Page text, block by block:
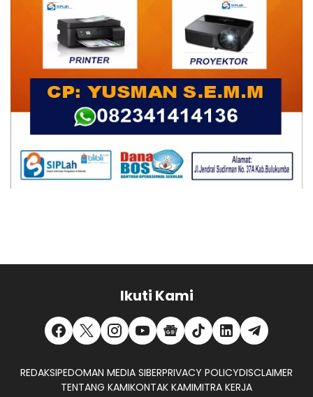
Ikuti Kami
REDAKSIPEDOMAN MEDIA SIBERPRIVACY POLICYDISCLAIMER
TENTANG KAMIKONTAK KAMIMITRA KERJA